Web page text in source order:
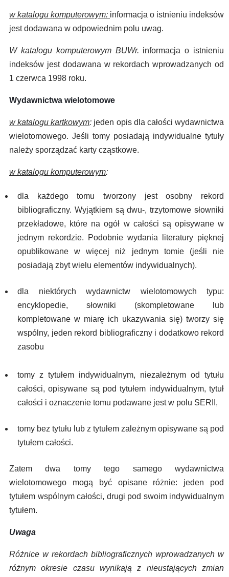
w katalogu komputerowym: informacja o istnieniu indeksów
jest dodawana w odpowiednim polu uwag.
W katalogu komputerowym BUWr. informacja o istnieniu
indeksów jest dodawana w rekordach wprowadzanych od
1 czerwca 1998 roku.
Wydawnictwa wielotomowe
w katalogu kartkowym: jeden opis dla całości wydawnictwa
wielotomowego. Jeśli tomy posiadają indywidualne tytuły
należy sporządzać karty cząstkowe.
w katalogu komputerowym:
dla każdego tomu tworzony jest osobny rekord
bibliograficzny. Wyjątkiem są dwu-, trzytomowe słowniki
przekładowe, które na ogół w całości są opisywane w
jednym rekordzie. Podobnie wydania literatury pięknej
opublikowane w więcej niż jednym tomie (jeśli nie
posiadają zbyt wielu elementów indywidualnych).
dla niektórych wydawnictw wielotomowych typu:
encyklopedie, słowniki (skompletowane lub
kompletowane w miarę ich ukazywania się) tworzy się
wspólny, jeden rekord bibliograficzny i dodatkowo rekord
zasobu
tomy z tytułem indywidualnym, niezależnym od tytułu
całości, opisywane są pod tytułem indywidualnym, tytuł
całości i oznaczenie tomu podawane jest w polu SERII,
tomy bez tytułu lub z tytułem zależnym opisywane są pod
tytułem całości.
Zatem dwa tomy tego samego wydawnictwa
wielotomowego mogą być opisane różnie: jeden pod
tytułem wspólnym całości, drugi pod swoim indywidualnym
tytułem.
Uwaga
Różnice w rekordach bibliograficznych wprowadzanych w
różnym okresie czasu wynikają z nieustających zmian